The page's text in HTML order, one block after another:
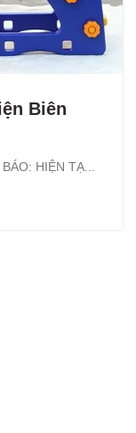
Biên
HIỆN TẠ...